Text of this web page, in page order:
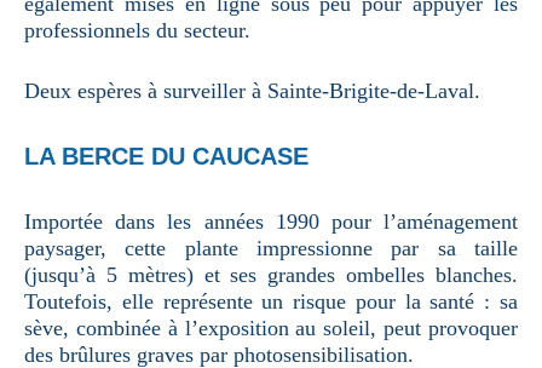
professionnels du secteur.
Deux espères à surveiller à Sainte-Brigite-de-Laval.
LA BERCE DU CAUCASE
Importée dans les années 1990 pour l’aménagement
paysager, cette plante impressionne par sa taille
(jusqu’à 5 mètres) et ses grandes ombelles blanches.
Toutefois, elle représente un risque pour la santé : sa
sève, combinée à l’exposition au soleil, peut provoquer
des brûlures graves par photosensibilisation.